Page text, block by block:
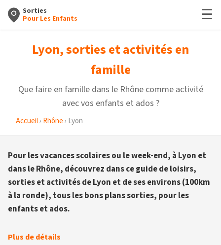
Sorties
Pour Les Enfants
☰
Lyon, sorties et activités en
famille
Que faire en famille dans le Rhône comme activité
avec vos enfants et ados ?
Accueil› Rhône› Lyon
Pour les vacances scolaires ou le week-end, à Lyon et
dans le Rhône, découvrez dans ce guide de loisirs,
sorties et activités de Lyon et de ses environs (100km
à la ronde), tous les bons plans sorties, pour les
enfants et ados.
Plus de détails